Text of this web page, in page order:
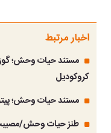
اخبار مرتبط
مستند حیات وحش؛
کروکودیل
مستند حیات وحش؛
طنز حیات وحش/مصیبت